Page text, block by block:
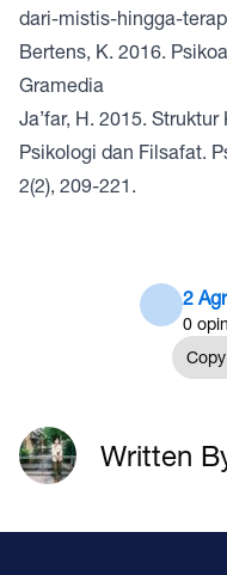
dari-mistis-hingga-
Bertens, K. 2016.
Gramedia
Ja’far, H. 2015.
Psikologi dan Filsafat.
2(2), 209-221.
2
0
Written